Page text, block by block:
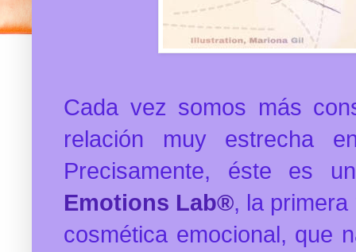
Cada vez somos más
relación muy estrecha
Precisamente, éste es
Emotions Lab®, la
cosmética emocional, que